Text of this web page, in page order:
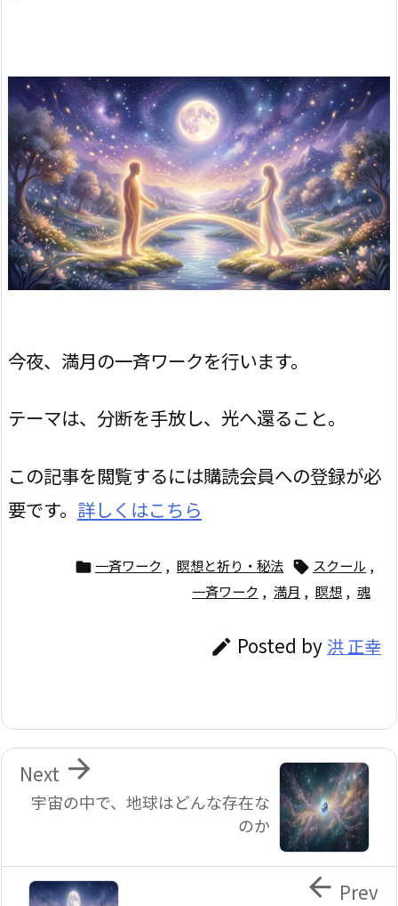
今夜、満月の一斉ワークを行います。
テーマは、分断を手放し、光へ還ること。
この記事を閲覧するには購読会員への登録が必
要です。 詳しくはこちら
 一斉ワーク , 瞑想と祈り・秘法  スクール ,
一斉ワーク , 満月 , 瞑想 , 魂
 Posted by 洪 正幸
宇宙の中で、地球はどんな存在な
のか

Next
 Prev